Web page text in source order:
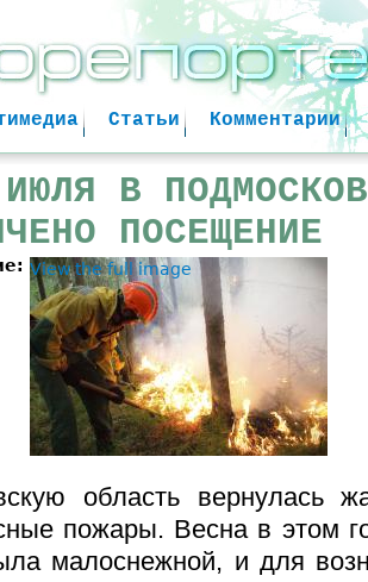
Комментарии
Статьи
В
ПОСЕЩЕНИЕ
View the full image
область вернулась
пожары. Весна в этом
малоснежной, и для